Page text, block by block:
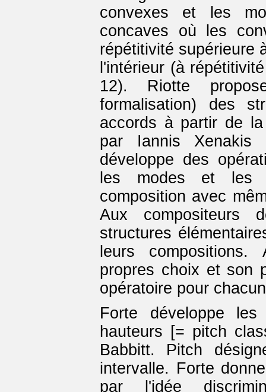
convexes et les
concaves où les
répétitivité supérieure
l'intérieur (à
12). Riotte
formalisation) des
accords à partir de
par Iannis
développe des
les modes et les
composition avec
Aux compositeurs
structures
leurs
propres choix et son
opératoire pour
Forte développe
hauteurs [= pitch
Babbitt. Pitch
intervalle. Forte
par l'idée